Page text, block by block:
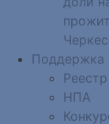
Поддержка
НПА